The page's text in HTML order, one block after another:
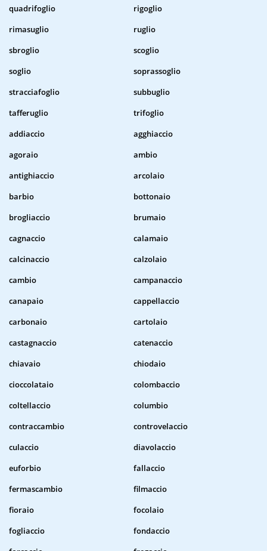
quadrifoglio
rigoglio
rimasuglio
ruglio
sbroglio
scoglio
soglio
soprassoglio
stracciafoglio
subbuglio
tafferuglio
trifoglio
addiaccio
agghiaccio
agoraio
ambio
antighiaccio
arcolaio
barbio
bottonaio
brogliaccio
brumaio
cagnaccio
calamaio
calcinaccio
calzolaio
cambio
campanaccio
canapaio
cappellaccio
carbonaio
cartolaio
castagnaccio
catenaccio
chiavaio
chiodaio
cioccolataio
colombaccio
coltellaccio
columbio
contraccambio
controvelaccio
culaccio
diavolaccio
euforbio
fallaccio
fermascambio
filmaccio
fioraio
focolaio
fogliaccio
fondaccio